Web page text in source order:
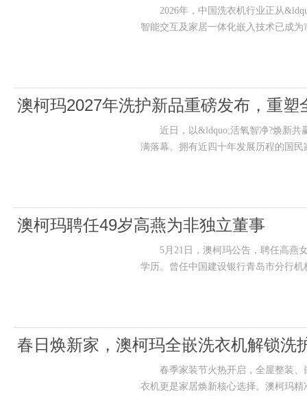
2026年，中国洗衣机行业正从
智能交互及家居一体化嵌入技术已成
澳柯玛2027年洗护新品重磅发布，重塑
近日，以&ldquo;活氧智净?焕新共
满落幕。拥有近四十年发展历程的国
澳柯玛聘任49岁高燕为非独立董事
5月21日，澳柯玛公告，聘任高燕女
学历。曾任中国建设银行青岛市分行
春日焕新家，澳柯玛全嵌洗衣机解锁洗
春季家装节火热开启，全屋整装、
衣机更是家居焕新核心选择。澳柯玛